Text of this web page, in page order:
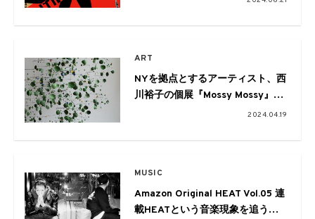
より本質的に生きることが出来る
ART
NYを拠点とするアーティスト、西
川裕子の個展『Mossy Mossy』が
2024.04.19
MUSIC
Amazon Original HEAT Vol.05 連
載HEATという音楽現象を追う：